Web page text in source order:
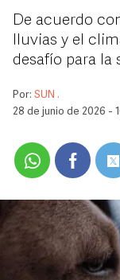
De acuerdo
lluvias y el
desafío para la
Por: SUN .
28 de junio de 2026 -